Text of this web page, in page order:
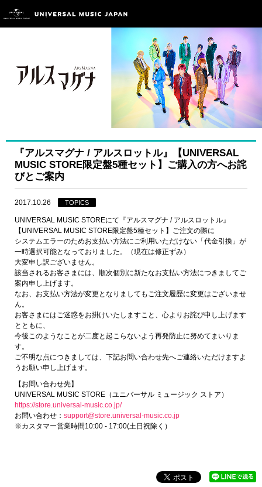
『アルスマグナ / アルスロットル』【UNIVERSAL
MUSIC STORE限定盤5種セット】ご購入の方へお詫
びとご案内
2017.10.26 TOPICS
UNIVERSAL MUSIC STOREにて『アルスマグナ / アルスロットル』
【UNIVERSAL MUSIC STORE限定盤5種セット】ご注文の際に
システムエラーのためお支払い方法にご利用いただけない「代金引換」が
一時選択可能となっておりました。（現在は修正ずみ）
大変申し訳ございません。
該当されるお客さまには、順次個別に新たなお支払い方法につきましてご
案内申し上げます。
なお、お支払い方法が変更となりましてもご注文履歴に変更はございませ
ん。
お客さまにはご迷惑をお掛けいたしますこと、心よりお詫び申し上げます
とともに、
今後このようなことが二度と起こらないよう再発防止に努めてまいりま
す。
ご不明な点につきましては、下記お問い合わせ先へご連絡いただけますよ
うお願い申し上げます。
【お問い合わせ先】
UNIVERSAL MUSIC STORE（ユニバーサル ミュージック ストア）
https://store.universal-music.co.jp/
お問い合わせ： support@store.universal-music.co.jp
※カスタマー営業時間10:00 - 17:00(土日祝除く）